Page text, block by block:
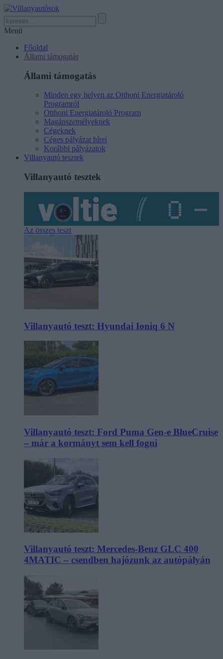
Menü
Főoldal
Állami támogatás
Állami támogatás
Minden egy helyen az Otthoni Energiatároló
Programról
Otthoni Energiatároló Program
Magánszemélyeknek
Cégeknek
Céges pályázat hírei
Korábbi pályázatok
Villanyautó tesztek
Villanyautó tesztek
Az összes teszt
Villanyautó teszt: Hyundai Ioniq 6 N
Villanyautó teszt: Ford Puma Gen-e BlueCruise
– már a kormányt sem kell fogni
Villanyautó teszt: Mercedes-Benz GLC 400
4MATIC – csendben hajózunk az autópályán